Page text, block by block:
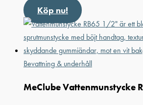
Köp nu!
Bevattning & underhåll
MeClube Vattenmunstycke